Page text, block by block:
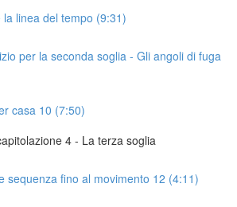
la linea del tempo (9:31)
per la seconda soglia - Gli angoli di fuga
casa 10 (7:50)
4 - La terza soglia
sequenza fino al movimento 12 (4:11)